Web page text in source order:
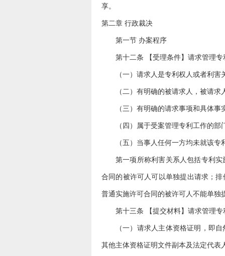
享。
第二章 行政裁决
第一节 办案程序
第十二条 【受理条件】请求管理
（一）请求人是专利权人或者利害
（二）有明确的被请求人，被请
（三）有明确的请求事项和具体事
（四）属于受案管理专利工作的
（五）当事人任何一方均未就该
第一项所称利害关系人包括专利
合同的被许可人可以单独提出请求；
普通实施许可合同的被许可人不能单独
第十三条 【提交材料】请求管理
（一）请求人主体资格证明，即
其他主体资格证明文件副本及法定代表